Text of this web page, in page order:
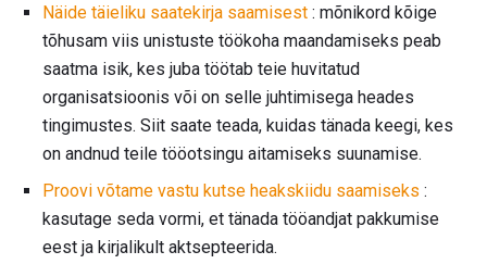
Näide täieliku saatekirja saamisest : mõnikord kõige
tõhusam viis unistuste töökoha maandamiseks peab
saatma isik, kes juba töötab teie huvitatud
organisatsioonis või on selle juhtimisega heades
tingimustes. Siit saate teada, kuidas tänada keegi, kes
on andnud teile tööotsingu aitamiseks suunamise.
Proovi võtame vastu kutse heakskiidu saamiseks :
kasutage seda vormi, et tänada tööandjat pakkumise
eest ja kirjalikult aktsepteerida.